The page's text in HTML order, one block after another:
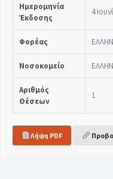
Ημερομηνία
Έκδοσης
4
Φορέας
Νοσοκομείο
Αριθμός
Θέσεων
1
Λήψη PDF